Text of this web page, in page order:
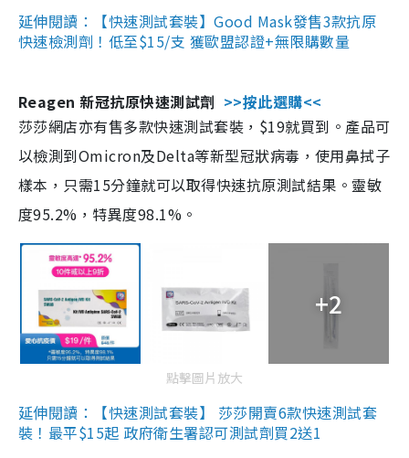
延伸閱讀：【快速測試套裝】Good Mask發售3款抗原
快速檢測劑！低至$15/支 獲歐盟認證+無限購數量
Reagen 新冠抗原快速測試劑 >>按此選購<<
莎莎網店亦有售多款快速測試套裝，$19就買到。產品可
以檢測到Omicron及Delta等新型冠狀病毒，使用鼻拭子
樣本，只需15分鐘就可以取得快速抗原測試結果。靈敏
度95.2%，特異度98.1%。
+2
點擊圖片放大
延伸閱讀：【快速測試套裝】 莎莎開賣6款快速測試套
裝！最平$15起 政府衛生署認可測試劑買2送1